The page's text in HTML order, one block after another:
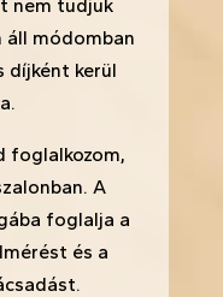
nem tudjuk
módomban
díjként kerül
foglalkozom,
A
foglalja a
és a